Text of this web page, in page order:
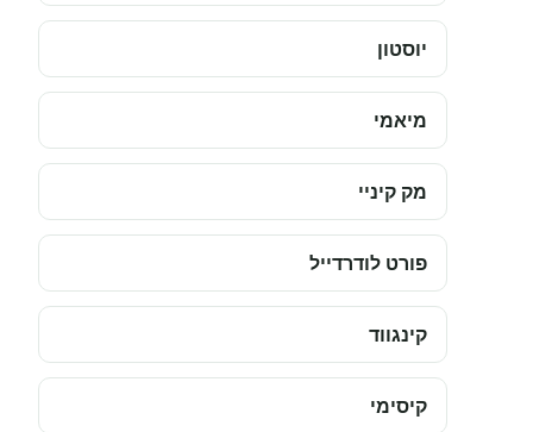
יוסטון
מיאמי
מק קיניי
פורט לודרדייל
קינגווד
קיסימי